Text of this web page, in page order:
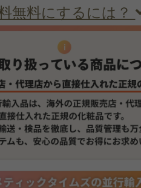
無料にするには？